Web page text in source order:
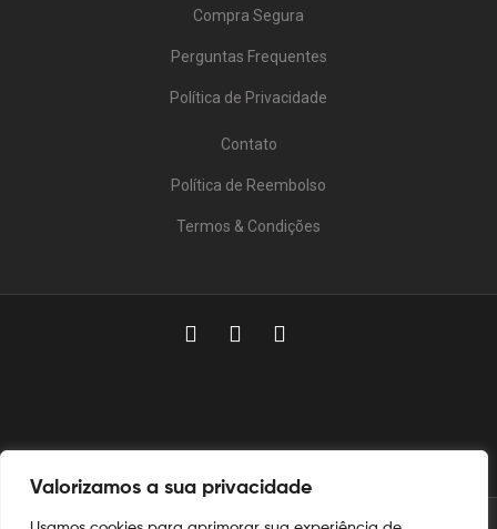
Valorizamos a sua privacidade
Compra Segura
Perguntas Frequentes
Política de Privacidade
Contato
Política de Reembolso
Termos & Condições